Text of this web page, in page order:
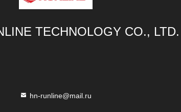
TECHNOLOGY CO., LTD.
hn-runline@mail.ru